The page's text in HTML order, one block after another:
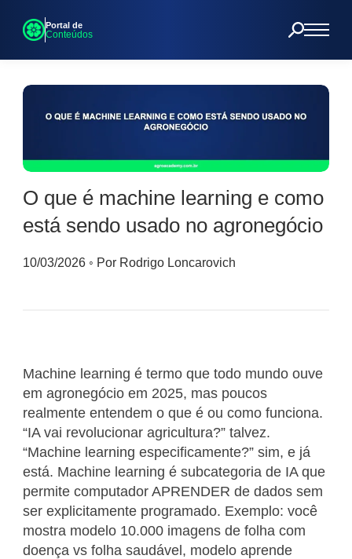
Portal de
Conteúdos
O que é machine learning e como
está sendo usado no agronegócio
10/03/2026 ◦ Por Rodrigo Loncarovich
Machine learning é termo que todo mundo ouve
em agronegócio em 2025, mas poucos
realmente entendem o que é ou como funciona.
“IA vai revolucionar agricultura?” talvez.
“Machine learning especificamente?” sim, e já
está. Machine learning é subcategoria de IA que
permite computador APRENDER de dados sem
ser explicitamente programado. Exemplo: você
mostra modelo 10.000 imagens de folha com
doença vs folha saudável, modelo aprende